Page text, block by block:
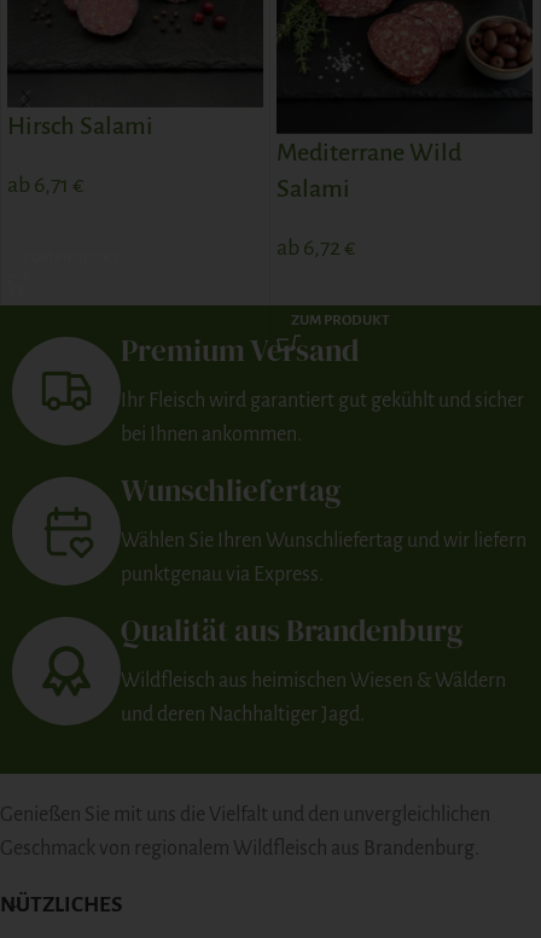
Hirsch Salami
ab 6,71 €
Mediterrane Wild
Salami
ab 6,72 €
ZUM PRODUKT
Premium Versand
Ihr Fleisch wird garantiert gut gekühlt und sicher
bei Ihnen ankommen.
Wunschliefertag
Wählen Sie Ihren Wunschliefertag und wir liefern
punktgenau via Express.
Qualität aus Brandenburg
Wildfleisch aus heimischen Wiesen & Wäldern
und deren Nachhaltiger Jagd.
Genießen Sie mit uns die Vielfalt und den unvergleichlichen
Geschmack von regionalem Wildfleisch aus Brandenburg.
NÜTZLICHES